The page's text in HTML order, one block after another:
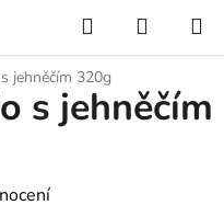
Hledat
KOŠÍK
jehněčím 320g
s jehněčím